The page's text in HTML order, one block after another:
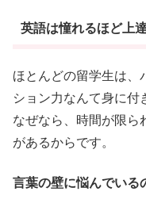
英語は憧れるほど上
ほとんどの留学生は、
ション力なんて身に付
なぜなら、時間が限ら
があるからです。
言葉の壁に悩んでいる